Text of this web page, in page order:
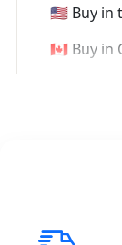
🇺🇸 Buy in
🇨🇦 Buy in